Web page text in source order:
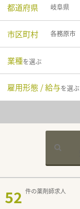
都道府県 岐阜県
市区町村 各務原市
業種を選ぶ
雇用形態 / 給与を選ぶ
52 件の薬剤師求人